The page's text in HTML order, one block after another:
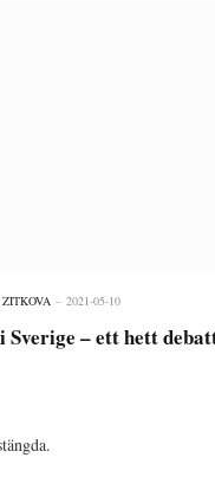
2021-05-10
– ett hett